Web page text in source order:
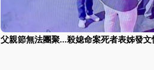
父親節無法團聚...殺媳命案死者表姊發文